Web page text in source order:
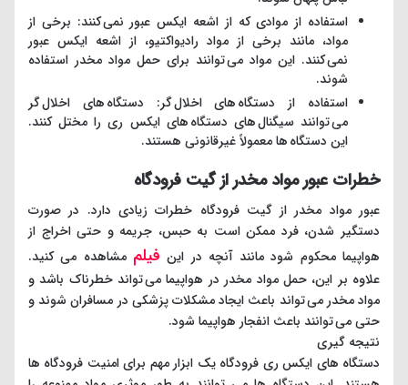
استفاده از موادی که از اشعه ایکس عبور نمی کنند: برخی از
مواد، مانند برخی از مواد رادیواکتیو، از اشعه ایکس عبور
نمی کنند. این مواد می توانند برای حمل مواد مخدر استفاده
شوند.
استفاده از دستگاه های اخلال گر: دستگاه های اخلال گر
می توانند سیگنال های دستگاه های ایکس ری را مختل کنند.
این دستگاه ها معمولاً غیرقانونی هستند.
خطرات عبور مواد مخدر از گیت فرودگاه
عبور مواد مخدر از گیت فرودگاه خطرات زیادی دارد. در صورت
دستگیر شدن، فرد ممکن است به حبس، جریمه و حتی اخراج از
هواپیما محکوم شود مانند آنچه در این فیلم مشاهده می کنید.
علاوه بر این، حمل مواد مخدر در هواپیما می تواند خطرناک باشد و
مواد مخدر می تواند باعث ایجاد مشکلات پزشکی در مسافران شوند و
حتی می توانند باعث انفجار هواپیما شود.
نتیجه گیری
دستگاه های ایکس ری فرودگاه یک ابزار مهم برای امنیت فرودگاه ها